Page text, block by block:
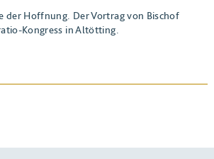
der Hoffnung. Der Vortrag von Bischof
Kongress in Altötting.